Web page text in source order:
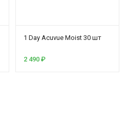
1 Day Acuvue Moist 30 шт
2 490 ₽